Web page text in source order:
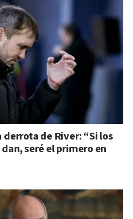
de River: “Si los
seré el primero en